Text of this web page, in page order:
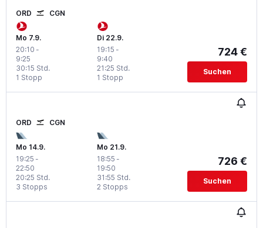
ORD CGN
Mo 7.9.
20:10 -
9:25
1 Stopp
30:15 Std.
Di 22.9.
19:15 -
9:40
1 Stopp
21:25 Std.
724 €
Suchen
ORD CGN
Mo 14.9.
19:25 -
22:50
3 Stopps
20:25 Std.
Mo 21.9.
18:55 -
19:50
2 Stopps
31:55 Std.
726 €
Suchen